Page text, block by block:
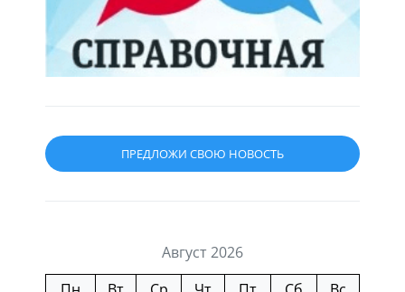
ПРЕДЛОЖИ СВОЮ НОВОСТЬ
Август 2026